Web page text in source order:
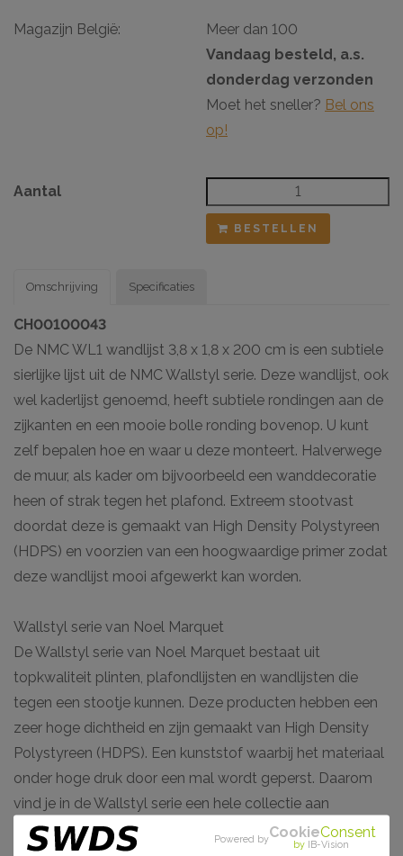
Magazijn België:
Meer dan 100
Vandaag besteld, a.s.
donderdag verzonden
Moet het sneller? Bel ons
op!
Aantal
BESTELLEN
Omschrijving
CH00100043
De NMC WL1 wandlijst 3,8 x 1,8 x 200 cm is een subtiele
sierlijke lijst uit de NMC Wallstyl serie. Deze wandlijst, ook
wel kaderlijst genoemd, heeft subtiele rondingen aan de
zijkanten en een mooie bolle ronding bovenop. U kunt
zelf bepalen hoe en waar u deze monteert. Halverwege
de muur, als kader om bijvoorbeeld een wanddecoratie
heen of strak tegen het plafond. Extreem stootvast
doordat deze is gemaakt van High Density Polystyreen
(HDPS) en voorzien van een hoogwaardige primer zodat
deze wandlijst mooi afgewerkt kan worden.
Wallstyl serie van Noel Marquet
De Wallstyl serie van Noel Marquet bestaat uit
topkwaliteit plinten, plafondlijsten en wandlijsten die
tegen een stootje kunnen. Deze producten hebben een
zeer hoge dichtheid en zijn gemaakt van High Density
Polystyreen (HDPS). Een kunststof waarbij het materiaal
onder hoge druk door een mal wordt geperst. Daarom
vind je in de Wallstyl serie een hele collectie aan
vloerplinten. Van strak vormgegeven profielen tot aan
Specificaties
Powered byCookieConsent
by IB-Vision